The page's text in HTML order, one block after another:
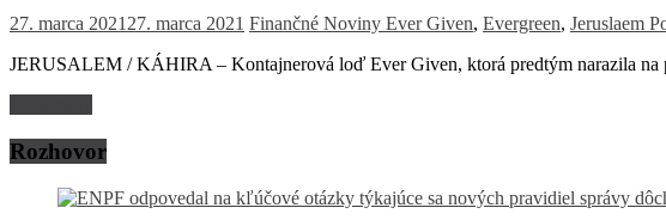
27. marca 2021 27. marca 2021 Finančné Noviny Ever Given, Evergreen, Jeruslaem
JERUSALEM / KÁHIRA – Kontajnerová loď Ever Given, ktorá predtým narazila na
Rozhovor